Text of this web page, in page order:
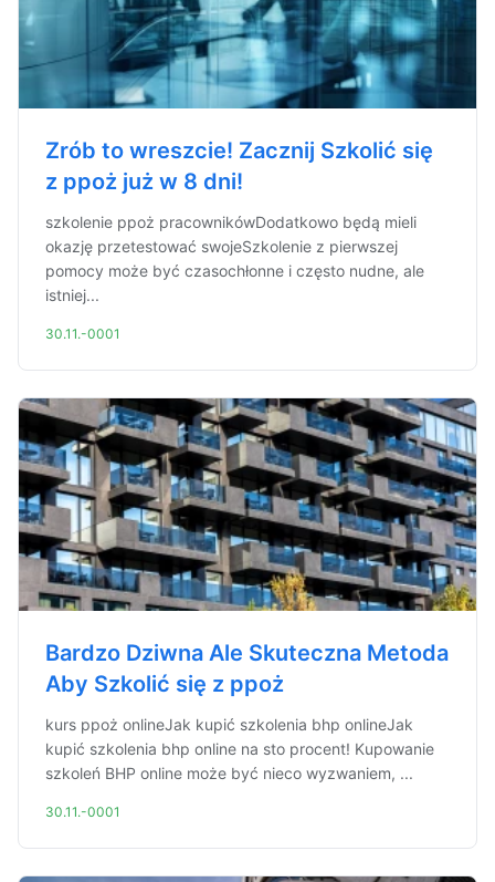
Zrób to wreszcie! Zacznij Szkolić się
z ppoż już w 8 dni!
szkolenie ppoż pracownikówDodatkowo będą mieli
okazję przetestować swojeSzkolenie z pierwszej
pomocy może być czasochłonne i często nudne, ale
istniej...
30.11.-0001
Bardzo Dziwna Ale Skuteczna Metoda
Aby Szkolić się z ppoż
kurs ppoż onlineJak kupić szkolenia bhp onlineJak
kupić szkolenia bhp online na sto procent! Kupowanie
szkoleń BHP online może być nieco wyzwaniem, ...
30.11.-0001